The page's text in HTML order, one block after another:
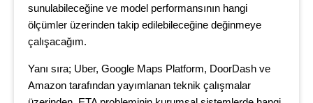
sunulabileceğine ve model performansının hangi
ölçümler üzerinden takip edilebileceğine değinmeye
çalışacağım.
Yanı sıra; Uber, Google Maps Platform, DoorDash ve
Amazon tarafından yayımlanan teknik çalışmalar